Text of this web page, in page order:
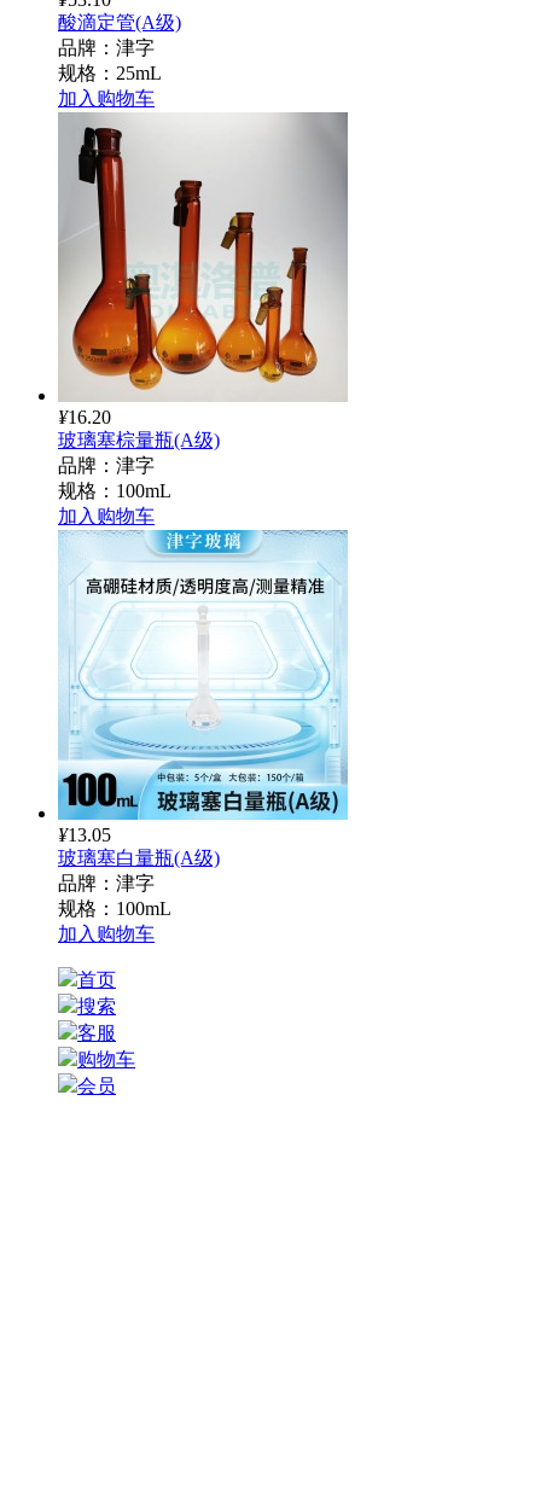
酸滴定管(A级)
品牌：津字
规格：25mL
加入购物车
¥16.20
玻璃塞棕量瓶(A级)
品牌：津字
规格：100mL
加入购物车
¥13.05
玻璃塞白量瓶(A级)
品牌：津字
规格：100mL
加入购物车
首页
搜索
客服
购物车
会员